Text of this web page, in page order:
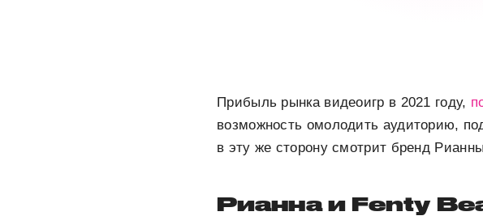
Прибыль рынка видеоигр в 2021 году,
возможность омолодить аудиторию,
в эту же сторону смотрит бренд
Рианна и Fenty